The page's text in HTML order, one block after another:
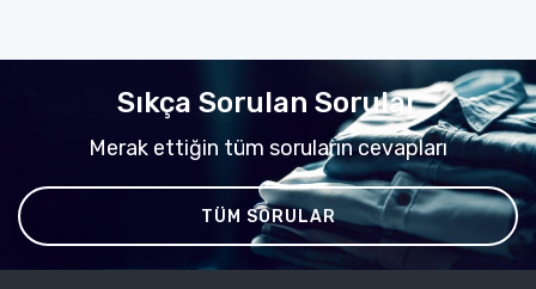
Sıkça Sorulan Sorular
Merak ettiğin tüm soruların cevapları
TÜM SORULAR